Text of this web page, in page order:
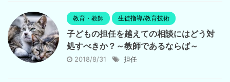
教育・教師 生徒指導/教育技術
子どもの担任を越えての相談にはどう対
処すべきか？～教師であるならば～
2018/8/31 担任